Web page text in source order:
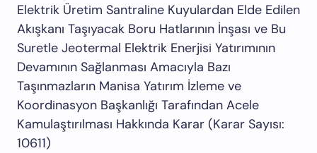
Elektrik Üretim Santraline Kuyulardan Elde Edilen
Akışkanı Taşıyacak Boru Hatlarının İnşası ve Bu
Suretle Jeotermal Elektrik Enerjisi Yatırımının
Devamının Sağlanması Amacıyla Bazı
Taşınmazların Manisa Yatırım İzleme ve
Koordinasyon Başkanlığı Tarafından Acele
Kamulaştırılması Hakkında Karar (Karar Sayısı:
10611)